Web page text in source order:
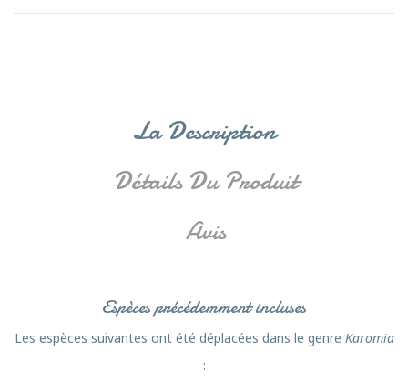
La Description
Détails Du Produit
Avis
Espèces précédemment incluses
Les espèces suivantes ont été déplacées dans le genre Karomia
: